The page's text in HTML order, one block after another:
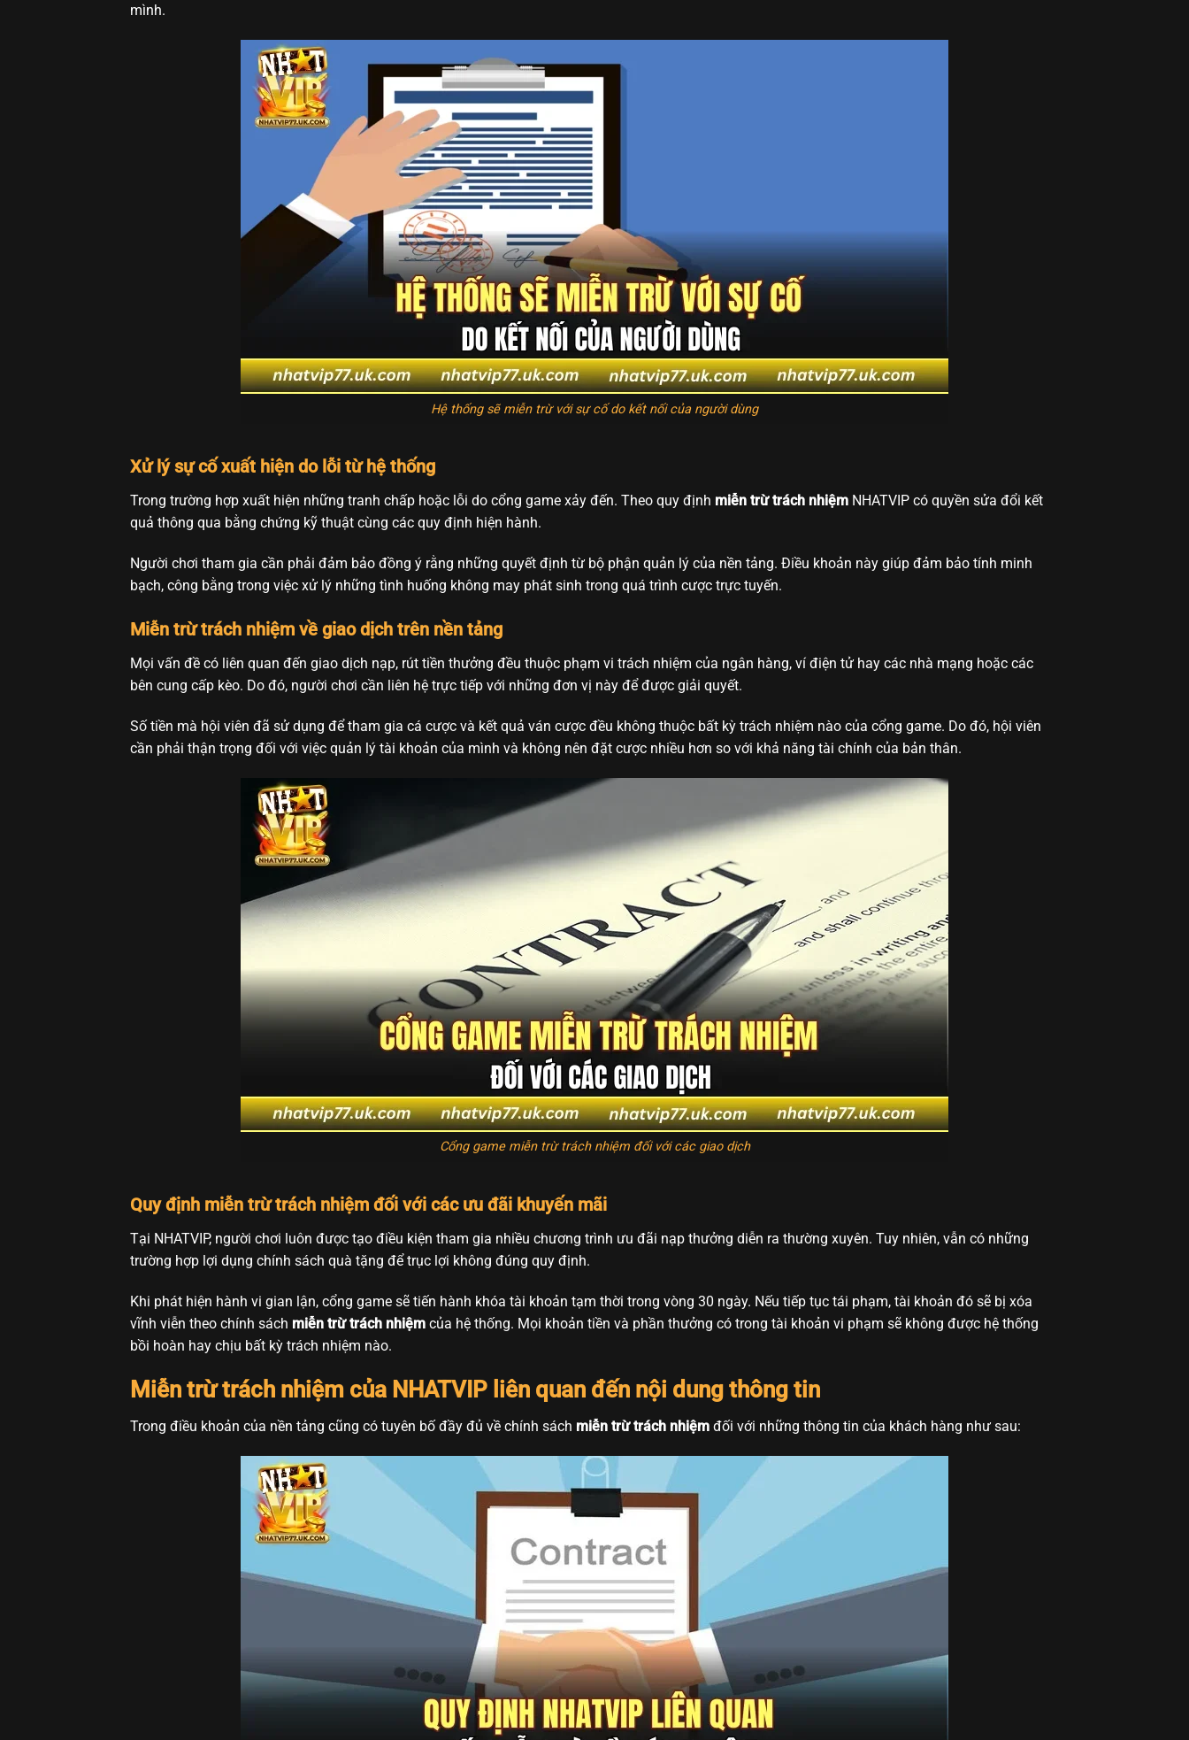
mình.
Hệ thống sẽ miễn trừ với sự cố do kết nối của người dùng
Xử lý sự cố xuất hiện do lỗi từ hệ thống
Trong trường hợp xuất hiện những tranh chấp hoặc lỗi do cổng game xảy đến. Theo quy định miễn trừ trách nhiệm NHATVIP có quyền sửa đổi kết
quả thông qua bằng chứng kỹ thuật cùng các quy định hiện hành.
Người chơi tham gia cần phải đảm bảo đồng ý rằng những quyết định từ bộ phận quản lý của nền tảng. Điều khoản này giúp đảm bảo tính minh
bạch, công bằng trong việc xử lý những tình huống không may phát sinh trong quá trình cược trực tuyến.
Miễn trừ trách nhiệm về giao dịch trên nền tảng
Mọi vấn đề có liên quan đến giao dịch nạp, rút tiền thưởng đều thuộc phạm vi trách nhiệm của ngân hàng, ví điện tử hay các nhà mạng hoặc các
bên cung cấp kèo. Do đó, người chơi cần liên hệ trực tiếp với những đơn vị này để được giải quyết.
Số tiền mà hội viên đã sử dụng để tham gia cá cược và kết quả ván cược đều không thuộc bất kỳ trách nhiệm nào của cổng game. Do đó, hội viên
cần phải thận trọng đối với việc quản lý tài khoản của mình và không nên đặt cược nhiều hơn so với khả năng tài chính của bản thân.
Cổng game miễn trừ trách nhiệm đối với các giao dịch
Quy định miễn trừ trách nhiệm đối với các ưu đãi khuyến mãi
Tại NHATVIP, người chơi luôn được tạo điều kiện tham gia nhiều chương trình ưu đãi nạp thưởng diễn ra thường xuyên. Tuy nhiên, vẫn có những
trường hợp lợi dụng chính sách quà tặng để trục lợi không đúng quy định.
Khi phát hiện hành vi gian lận, cổng game sẽ tiến hành khóa tài khoản tạm thời trong vòng 30 ngày. Nếu tiếp tục tái phạm, tài khoản đó sẽ bị xóa
vĩnh viễn theo chính sách miễn trừ trách nhiệm của hệ thống. Mọi khoản tiền và phần thưởng có trong tài khoản vi phạm sẽ không được hệ thống
bồi hoàn hay chịu bất kỳ trách nhiệm nào.
Miễn trừ trách nhiệm của NHATVIP liên quan đến nội dung thông tin
Trong điều khoản của nền tảng cũng có tuyên bố đầy đủ về chính sách miễn trừ trách nhiệm đối với những thông tin của khách hàng như sau: